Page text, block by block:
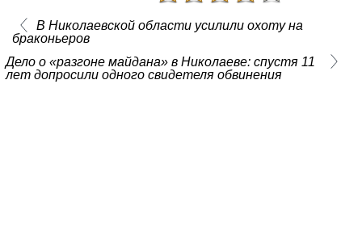
В Николаевской области усилили охоту на
браконьеров
Дело о «разгоне майдана» в Николаеве: спустя 11
лет допросили одного свидетеля обвинения